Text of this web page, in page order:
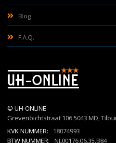
Blog
F.A.Q.
© UH-ONLINE
Grevenbichtstraat 1065043 MD,
KVK NUMMER:
18074993
BTW NUMMER:
NL00176.06.35.B84